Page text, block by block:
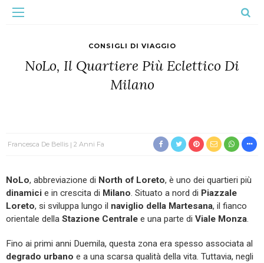
CONSIGLI DI VIAGGIO
NoLo, Il Quartiere Più Eclettico Di
Milano
Francesca De Bellis 2 Anni Fa
NoLo, abbreviazione di North of Loreto, è uno dei quartieri più
dinamici e in crescita di Milano. Situato a nord di Piazzale
Loreto, si sviluppa lungo il naviglio della Martesana, il fianco
orientale della Stazione Centrale e una parte di Viale Monza.
Fino ai primi anni Duemila, questa zona era spesso associata al
degrado urbano e a una scarsa qualità della vita. Tuttavia, negli